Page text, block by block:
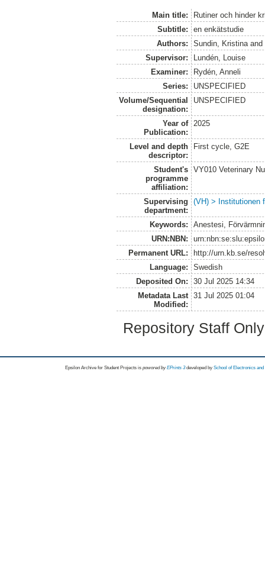
Main title:
Rutiner och hinder
Subtitle:
en enkätstudie
Authors:
Sundin, Kristina and
Supervisor:
Lundén, Louise
Examiner:
Rydén, Anneli
Series:
UNSPECIFIED
Volume/Sequential
designation:
UNSPECIFIED
Year of
Publication:
2025
Level and depth
descriptor:
First cycle, G2E
Student's
programme
affiliation:
VY010 Veterinary
Supervising
department:
(VH) > Institutionen
Keywords:
Anestesi,
URN:NBN:
Permanent URL:
http://urn.kb.se/
Language:
Swedish
Deposited On:
30 Jul 2025 14:34
Metadata Last
Modified:
31 Jul 2025 01:04
Repository Staff
Epsilon Archive for Student Projects is powored byEPrints 3 developed by School of Electronics